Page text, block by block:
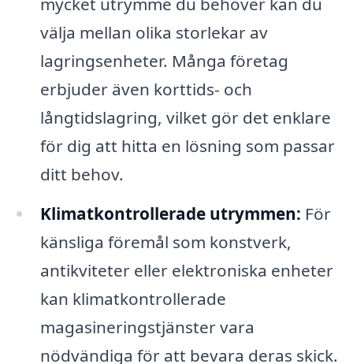
välja mellan olika storlekar av
lagringsenheter. Många företag
erbjuder även korttids- och
långtidslagring, vilket gör det enklare
för dig att hitta en lösning som passar
ditt behov.
Klimatkontrollerade utrymmen: För
känsliga föremål som konstverk,
antikviteter eller elektroniska enheter
kan klimatkontrollerade
magasineringstjänster vara
nödvändiga för att bevara deras skick.